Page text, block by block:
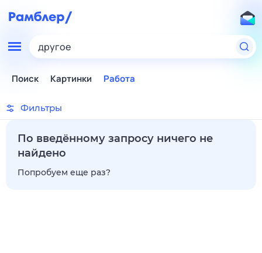
другое
Поиск Картинки Работа
Фильтры
По введённому запросу ничего не
найдено
Попробуем еще раз?